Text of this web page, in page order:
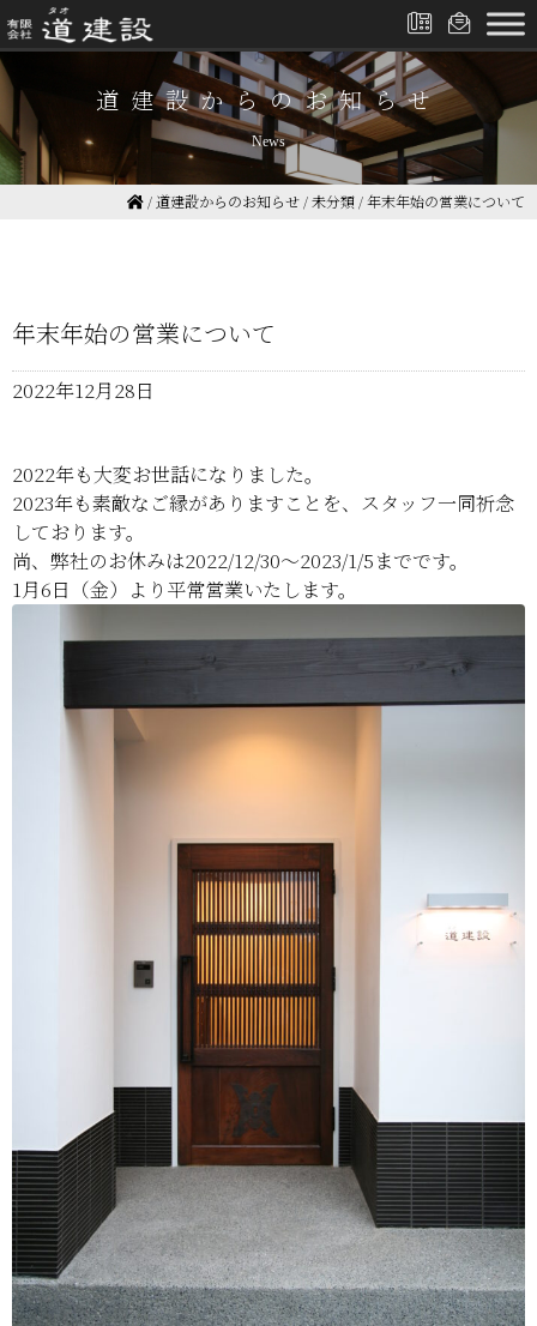
道建設からのお知らせ
News
/道建設からのお知らせ /未分類 /年末年始の営業について
年末年始の営業について
2022年12月28日
2022年も大変お世話になりました。
2023年も素敵なご縁がありますことを、スタッフ一同祈念
しております。
尚、弊社のお休みは2022/12/30～2023/1/5までです。
1月6日（金）より平常営業いたします。